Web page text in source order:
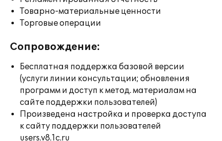
Товарно-материальные ценности
Торговые операции
Сопровождение:
Бесплатная поддержка базовой версии
(услуги линии консультации; обновления
программ и доступ к метод. материалам на
сайте поддержки пользователей)
Произведена настройка и проверка доступа
к сайту поддержки пользователей
users.v8.1c.ru